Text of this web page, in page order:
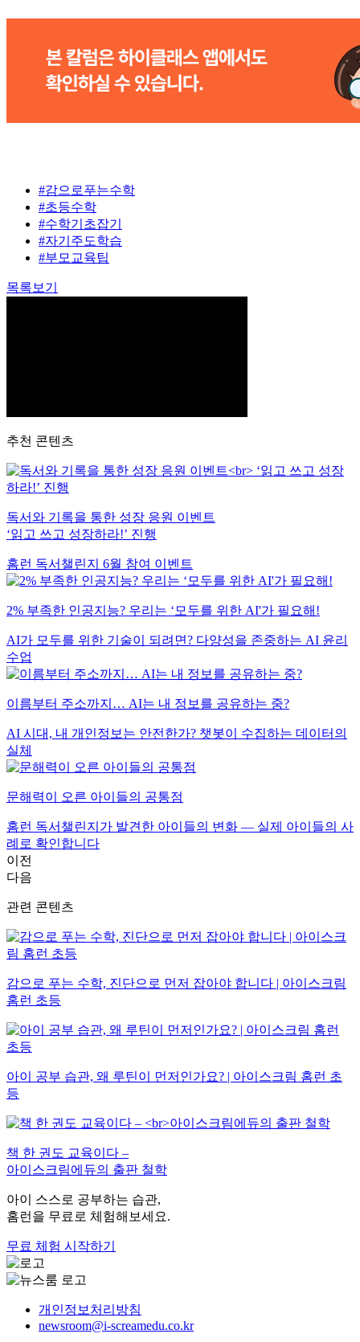
#감으로푸는수학
#초등수학
#수학기초잡기
#자기주도학습
#부모교육팁
목록보기
추천 콘텐츠
독서와 기록을 통한 성장 응원 이벤트
‘읽고 쓰고 성장하라!’ 진행
홈런 독서챌린지 6월 참여 이벤트
2% 부족한 인공지능? 우리는 ‘모두를 위한 AI'가 필요해!
AI가 모두를 위한 기술이 되려면? 다양성을 존중하는 AI 윤리
수업
이름부터 주소까지… AI는 내 정보를 공유하는 중?
AI 시대, 내 개인정보는 안전한가? 챗봇이 수집하는 데이터의
실체
문해력이 오른 아이들의 공통점
홈런 독서챌린지가 발견한 아이들의 변화 — 실제 아이들의 사
례로 확인합니다
이전
다음
관련 콘텐츠
감으로 푸는 수학, 진단으로 먼저 잡아야 합니다 | 아이스크림
홈런 초등
아이 공부 습관, 왜 루틴이 먼저인가요? | 아이스크림 홈런 초
등
책 한 권도 교육이다 –
아이스크림에듀의 출판 철학
아이 스스로 공부하는 습관,
홈런을 무료로 체험해보세요.
무료 체험 시작하기
개인정보처리방침
newsroom@i-screamedu.co.kr